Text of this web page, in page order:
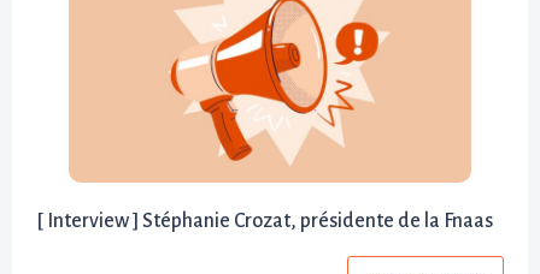
[ Interview ] Stéphanie Crozat, présidente de la Fnaas